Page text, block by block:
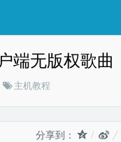
端无版权歌曲
分
主机教程
分享到：